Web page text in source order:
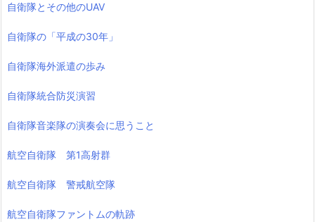
自衛隊とその他のUAV
自衛隊の「平成の30年」
自衛隊海外派遣の歩み
自衛隊統合防災演習
自衛隊音楽隊の演奏会に思うこと
航空自衛隊 第1高射群
航空自衛隊 警戒航空隊
航空自衛隊ファントムの軌跡